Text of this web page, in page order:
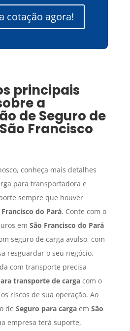
cotação agora!
principais
a
deSeguro de
São Francisco
conheça mais detalhes
para transportadora e
sempre que houver
Francisco do Pará. Conte com o
em São Francisco do Pará
seguro de carga avulso, com
resguardar o seu negócio.
com transporte precisa
transporte de cargacom o
riscos de sua operação. Ao
de Seguro para cargaem São
empresa terá suporte,